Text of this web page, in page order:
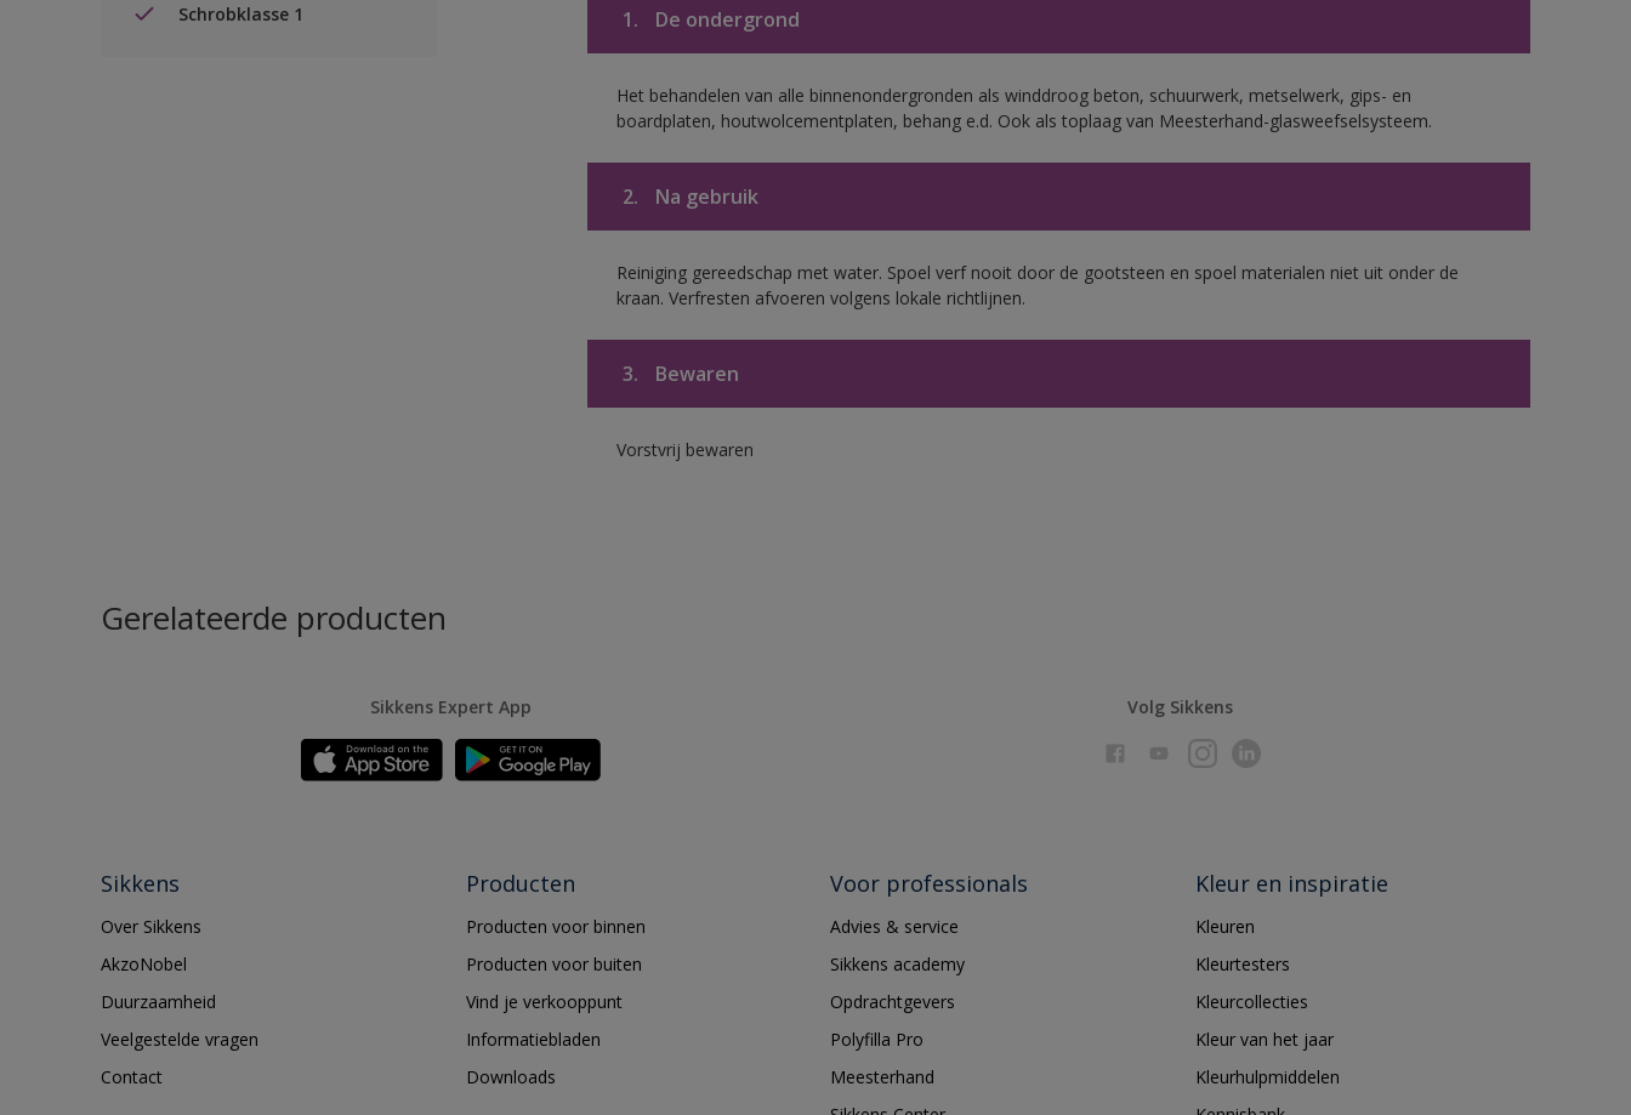
Schrobklasse 1 1. De ondergrond
Het behandelen van alle binnenondergronden als winddroog beton, schuurwerk, metselwerk, gips- en
boardplaten, houtwolcementplaten, behang e.d. Ook als toplaag van Meesterhand-glasweefselsysteem.
2. Na gebruik
Reiniging gereedschap met water. Spoel verf nooit door de gootsteen en spoel materialen niet uit onder de
kraan. Verfresten afvoeren volgens lokale richtlijnen.
3. Bewaren
Vorstvrij bewaren
Gerelateerde producten
Sikkens Expert App Volg Sikkens
Sikkens
Over Sikkens
AkzoNobel
Duurzaamheid
Veelgestelde vragen
Contact
Producten
Producten voor binnen
Producten voor buiten
Vind je verkooppunt
Informatiebladen
Downloads
Voor professionals
Advies & service
Sikkens academy
Opdrachtgevers
Polyfilla Pro
Meesterhand
Kleur en inspiratie
Kleuren
Kleurtesters
Kleurcollecties
Kleur van het jaar
Kleurhulpmiddelen